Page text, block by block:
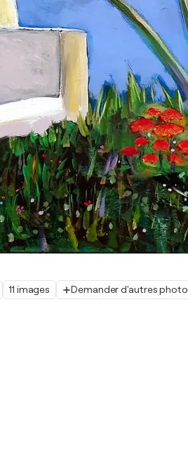
11 images Demander d'autres